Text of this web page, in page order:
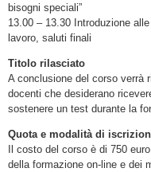
bisogni speciali”
13.00 – 13.30 Introduzione
lavoro, saluti finali
Titolo rilasciato
A conclusione del corso verrà
docenti che desiderano
sostenere un test durante la
Quota e modalità di
Il costo del corso è di 750
della formazione on-line e dei